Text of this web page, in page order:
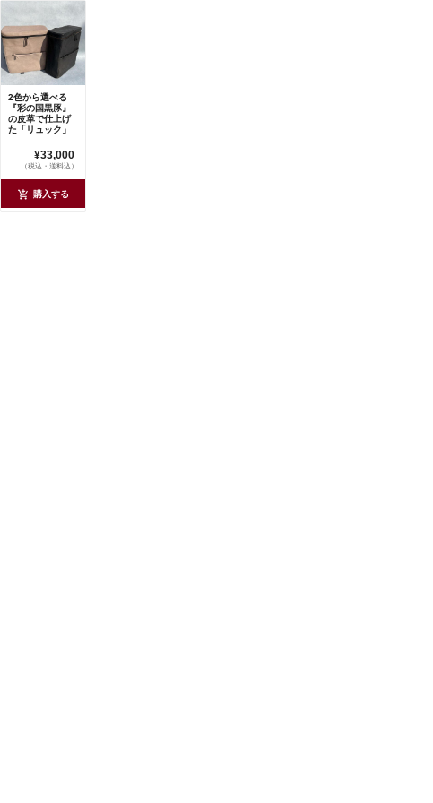
2色から選べる
『彩の国黒豚』
の皮革で仕上げ
た「リュック」
¥33,000
（税込・送料込）
購入する